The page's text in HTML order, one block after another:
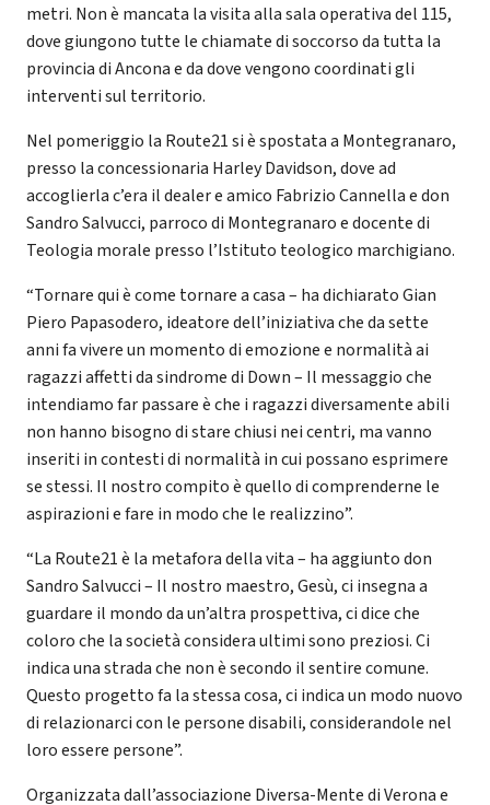
metri. Non è mancata la visita alla sala operativa del 115,
dove giungono tutte le chiamate di soccorso da tutta la
provincia di Ancona e da dove vengono coordinati gli
interventi sul territorio.
Nel pomeriggio la Route21 si è spostata a Montegranaro,
presso la concessionaria Harley Davidson, dove ad
accoglierla c’era il dealer e amico Fabrizio Cannella e don
Sandro Salvucci, parroco di Montegranaro e docente di
Teologia morale presso l’Istituto teologico marchigiano.
“Tornare qui è come tornare a casa – ha dichiarato Gian
Piero Papasodero, ideatore dell’iniziativa che da sette
anni fa vivere un momento di emozione e normalità ai
ragazzi affetti da sindrome di Down – Il messaggio che
intendiamo far passare è che i ragazzi diversamente abili
non hanno bisogno di stare chiusi nei centri, ma vanno
inseriti in contesti di normalità in cui possano esprimere
se stessi. Il nostro compito è quello di comprenderne le
aspirazioni e fare in modo che le realizzino”.
“La Route21 è la metafora della vita – ha aggiunto don
Sandro Salvucci – Il nostro maestro, Gesù, ci insegna a
guardare il mondo da un’altra prospettiva, ci dice che
coloro che la società considera ultimi sono preziosi. Ci
indica una strada che non è secondo il sentire comune.
Questo progetto fa la stessa cosa, ci indica un modo nuovo
di relazionarci con le persone disabili, considerandole nel
loro essere persone”.
Organizzata dall’associazione Diversa-Mente di Verona e